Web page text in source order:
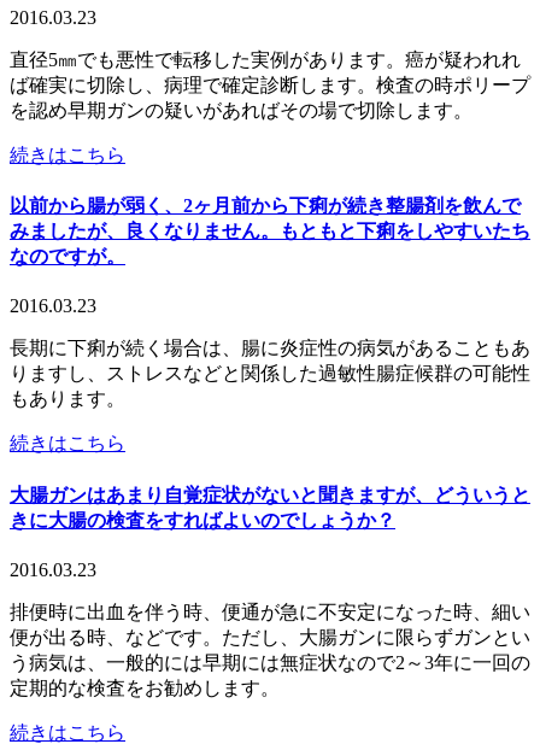
2016.03.23
直径5㎜でも悪性で転移した実例があります。癌が疑われれ
ば確実に切除し、病理で確定診断します。検査の時ポリープ
を認め早期ガンの疑いがあればその場で切除します。
続きはこちら
以前から腸が弱く、2ヶ月前から下痢が続き整腸剤を飲んで
みましたが、良くなりません。もともと下痢をしやすいたち
なのですが。
2016.03.23
長期に下痢が続く場合は、腸に炎症性の病気があることもあ
りますし、ストレスなどと関係した過敏性腸症候群の可能性
もあります。
続きはこちら
大腸ガンはあまり自覚症状がないと聞きますが、どういうと
きに大腸の検査をすればよいのでしょうか？
2016.03.23
排便時に出血を伴う時、便通が急に不安定になった時、細い
便が出る時、などです。ただし、大腸ガンに限らずガンとい
う病気は、一般的には早期には無症状なので2～3年に一回の
定期的な検査をお勧めします。
続きはこちら